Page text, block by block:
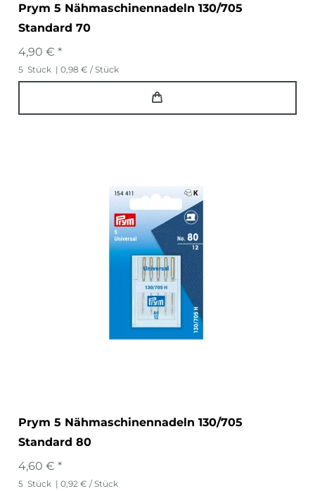
Prym 5 Nähmaschinennadeln 130/705
Standard 70
4,90 € *
5 Stück | 0,98 € / Stück
Prym 5 Nähmaschinennadeln 130/705
Standard 80
4,60 € *
5 Stück | 0,92 € / Stück